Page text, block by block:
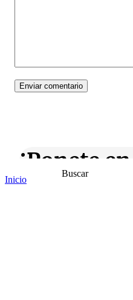
Inicio
Buscar
¡Ponete
Escribe aquí abajo lo que desees